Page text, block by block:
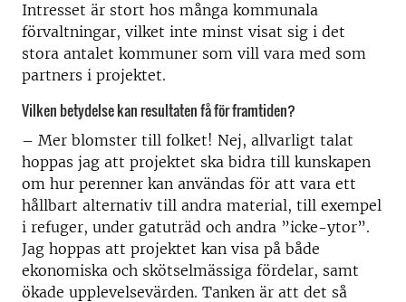
Intresset är stort hos många kommunala
förvaltningar, vilket inte minst visat sig i det
stora antalet kommuner som vill vara med som
partners i projektet.
Vilken betydelse kan resultaten få för framtiden?
– Mer blomster till folket! Nej, allvarligt talat
hoppas jag att projektet ska bidra till kunskapen
om hur perenner kan användas för att vara ett
hållbart alternativ till andra material, till exempel
i refuger, under gatuträd och andra ”icke-ytor”.
Jag hoppas att projektet kan visa på både
ekonomiska och skötselmässiga fördelar, samt
ökade upplevelsevärden. Tanken är att det så